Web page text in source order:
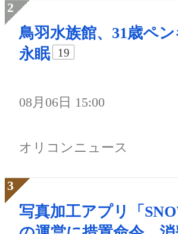
鳥羽水族館、31歳ペ
永眠
19
08月06日 15:00
オリコンニュース
写真加工アプリ「